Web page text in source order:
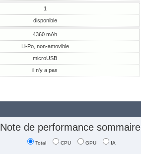
1
disponible
4360 mAh
Li-Po, non-amovible
microUSB
il n'y a pas
Note de performance sommaire
Total CPU GPU IA